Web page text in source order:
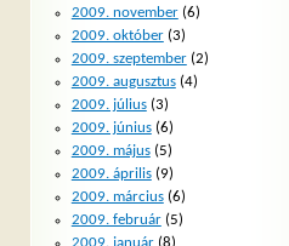
2009. november(6)
2009. október(3)
2009. szeptember(2)
2009. augusztus(4)
2009. július(3)
2009. június(6)
2009. május(5)
2009. április(9)
2009. március(6)
2009. február(5)